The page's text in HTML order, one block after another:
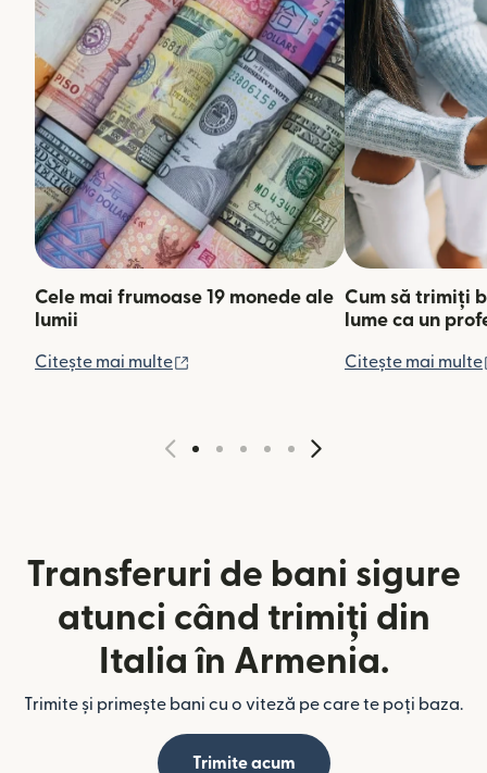
Cele mai frumoase 19 monede ale
lumii
Citește mai multe (se deschide într-o fereastră nouă)
Cum să trimiți
lume ca un
Citește mai multe
Transferuri de bani sigure
atunci când trimiți din
Italia în Armenia.
Trimite și primește bani cu o viteză pe care te poți baza.
Trimite acum